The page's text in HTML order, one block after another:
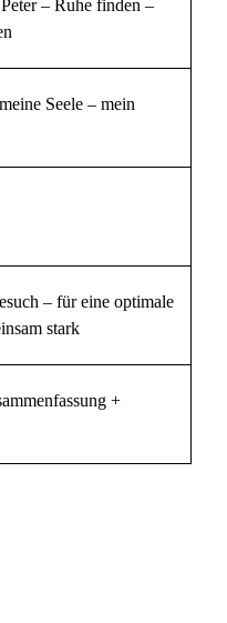
– Ruhe finden –
Seele – mein
– für eine optimale
stark
+